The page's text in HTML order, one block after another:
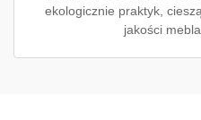
ekologicznie praktyk,
jakości